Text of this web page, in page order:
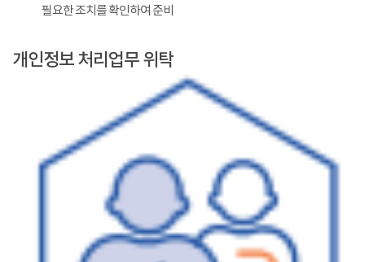
필요한 조치를 확인하여 준비
개인정보 처리업무 위탁